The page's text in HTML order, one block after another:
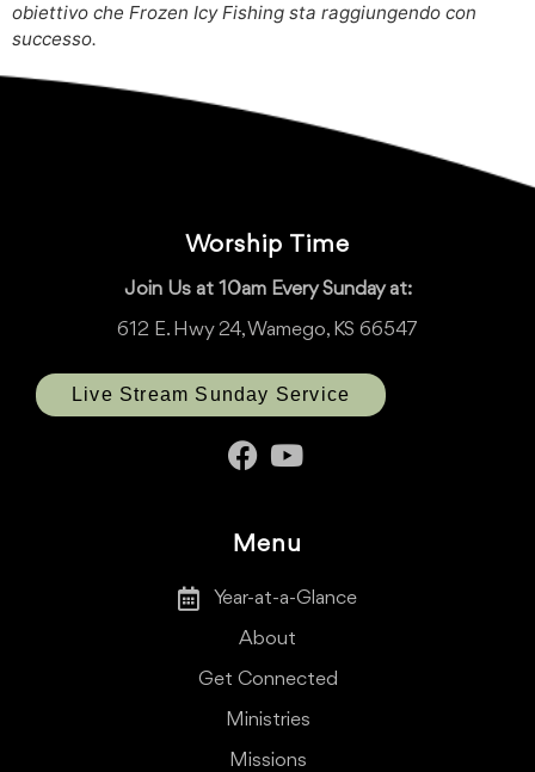
obiettivo che Frozen Icy Fishing sta raggiungendo con
successo.
Worship Time
Join Us at 10am Every Sunday at:
612 E. Hwy 24, Wamego, KS 66547
Live Stream Sunday Service
Menu
Year-at-a-Glance
About
Get Connected
Ministries
Missions